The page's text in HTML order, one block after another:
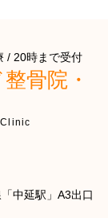
/ 20時まで受付
骨院・
中延駅」A3出口